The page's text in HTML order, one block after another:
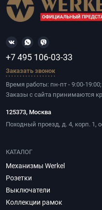
+7 495 106-03-33
Заказать звонок
Время работы: пн-пт - 9:00-
Заказы с сайта принимаются
125373, Москва
Походный проезд, д. 4, корп. 1,
КАТАЛОГ
Механизмы Werkel
Розетки
Выключатели
Коллекции рамок